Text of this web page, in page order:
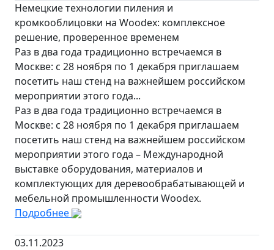
Немецкие технологии пиления и
кромкооблицовки на Woodex: комплексное
решение, проверенное временем
Раз в два года традиционно встречаемся в
Москве: с 28 ноября по 1 декабря приглашаем
посетить наш стенд на важнейшем российском
мероприятии этого года...
Раз в два года традиционно встречаемся в
Москве: с 28 ноября по 1 декабря приглашаем
посетить наш стенд на важнейшем российском
мероприятии этого года – Международной
выставке оборудования, материалов и
комплектующих для деревообрабатывающей и
мебельной промышленности Woodex.
Подробнее
03.11.2023